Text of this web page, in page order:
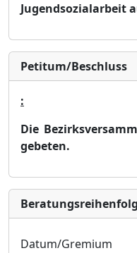
Jugendsozialarbeit
Petitum/Beschluss
:
Die
gebeten.
Datum/Gremium